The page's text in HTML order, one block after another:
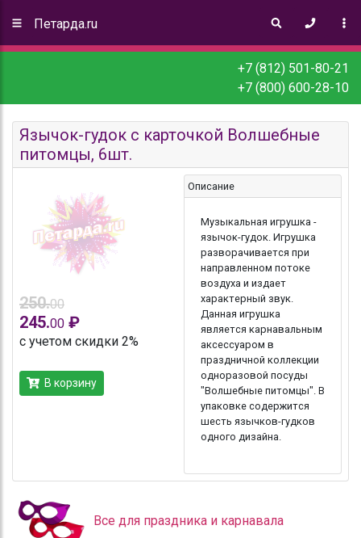
Петарда.ru
+7 (812) 501-80-21
+7 (800) 600-28-10
Язычок-гудок с карточкой Волшебные
питомцы, 6шт.
250.00
245.00 ₽
с учетом скидки 2%
В корзину
Описание
Музыкальная игрушка -
язычок-гудок. Игрушка
разворачивается при
направленном потоке
воздуха и издает
характерный звук.
Данная игрушка
является карнавальным
аксессуаром в
праздничной коллекции
одноразовой посуды
"Волшебные питомцы". В
упаковке содержится
шесть язычков-гудков
одного дизайна.
Все для праздника и карнавала